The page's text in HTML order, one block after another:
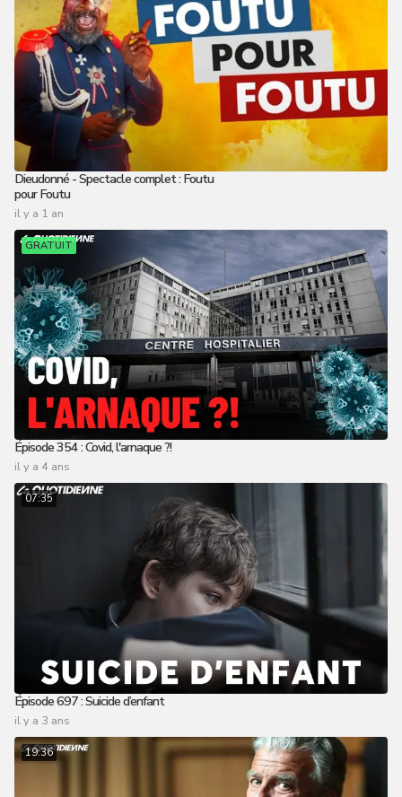
Dieudonné - Spectacle complet : Foutu
pour Foutu
il y a 1 an
GRATUIT
Épisode 354 : Covid, l'arnaque ?!
il y a 4 ans
07:35
Épisode 697 : Suicide d’enfant
il y a 3 ans
19:36